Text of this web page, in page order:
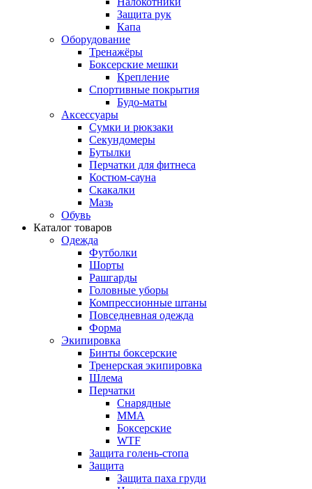
Защита рук
Капа
Оборудование
Тренажёры
Боксерские мешки
Крепление
Спортивные покрытия
Будо-маты
Аксессуары
Сумки и рюкзаки
Секундомеры
Бутылки
Перчатки для фитнеса
Костюм-сауна
Скакалки
Мазь
Обувь
Каталог товаров
Одежда
Футболки
Шорты
Рашгарды
Головные уборы
Компрессионные штаны
Повседневная одежда
Форма
Экипировка
Бинты боксерские
Тренерская экипировка
Шлема
Перчатки
Снарядные
ММА
Боксерские
WTF
Защита голень-стопа
Защита
Защита паха груди